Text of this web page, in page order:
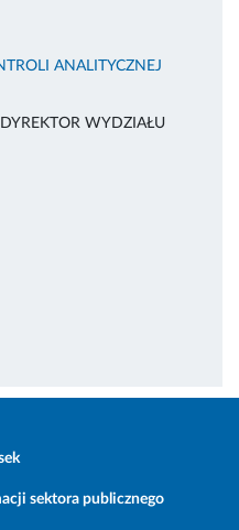
ANALITYCZNEJ
WYDZIAŁU
sektora publicznego